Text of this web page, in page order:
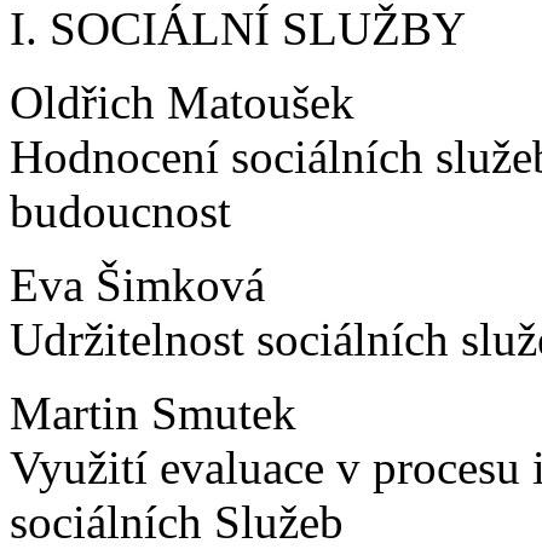
I. SOCIÁLNÍ SLUŽBY
Oldřich Matoušek
Hodnocení sociálních
budoucnost
Eva Šimková
Udržitelnost sociálních
Martin Smutek
Využití evaluace v procesu
sociálních Služeb